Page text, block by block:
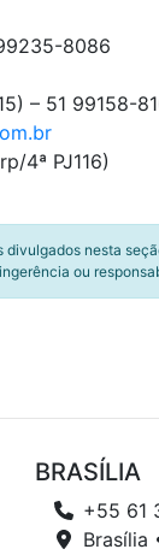
8086
– 51 99158-
4ª PJ116)
nesta
ou
BRASÍLIA
+55 61
Brasília